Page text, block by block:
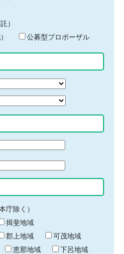
）
公募型プロポーザル
庁除く）
揖斐地域
郡上地域
可茂地域
恵那地域
下呂地域